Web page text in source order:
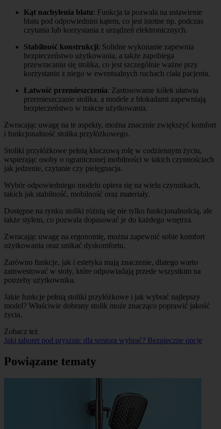
Kąt nachylenia blatu: Funkcja ta pozwala na ustawienie
blatu pod odpowiednim kątem, co jest istotne np. podczas
czytania lub korzystania z urządzeń elektronicznych.
Stabilność konstrukcji: Solidne wykonanie zapewnia
bezpieczeństwo użytkowania, a także zapobiega
przewracaniu się stolika, co jest szczególnie ważne przy
korzystaniu z niego w ewentualnych ruchach ciała pacjenta.
Łatwość przemieszczenia: Zastosowanie kółek ułatwia
przemieszczanie stolika, a modele z blokadami zapewniają
bezpieczeństwo w trakcie użytkowania.
Zwracając uwagę na te aspekty, można znacznie zwiększyć komfort
i funkcjonalność stolika przyłóżkowego.
Stoliki przyłóżkowe pełnią kluczową rolę w codziennym życiu,
wspierając osoby o ograniczonej mobilności w takich czynnościach
jak jedzenie, czytanie czy pielęgnacja.
Wybór odpowiedniego modelu opiera się na wielu czynnikach,
takich jak stabilność, mobilność oraz materiały.
Dostępne na rynku stoliki różnią się nie tylko funkcjonalnością, ale
także stylem, co pozwala dopasować je do każdego wnętrza.
Zwracając uwagę na ergonomię, można zapewnić sobie komfort
użytkowania oraz unikać dyskomfortu.
Zarówno funkcje, jak i estetyka mają znaczenie, dlatego warto
zainwestować w stoły, które odpowiadają przede wszystkim na
potrzeby użytkownika.
Jakie funkcje pełnią stoliki przyłóżkowe i jak wybrać najlepszy
model? Właściwie dobrany stolik może znacząco poprawić jakość
życia.
Zobacz też
Jaki taboret pod prysznic dla seniora wybrać? Bezpieczne opcje
Powiązane tematy